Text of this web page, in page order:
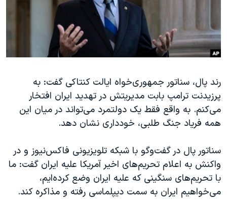
حقوق شهروندی
اقتصادی
اسرائیل در جنگ
گالری عکس
آرشیو پخش زنده
انتخابات ریاست جمهوری آمریکا ۲۰۲۴
حمله جمهوری اسلامی به اسرائیل
ورزش زنان در ایران
اعتراضات زن، زندگی، آزادی
مجموعه مستندهای دادخواهی
دادگاه حمید نوری
چهل سال گروگان‌گیری
قانون شفافیت دارائی کادر رهبری ایران
زبانهای مختلف
رند پال، سناتور جمهوری‌خواه ایالت کنتاکی گفت: به
پرزیدنت ترامپ بابت مدیریتش در تهدید ایران افتخار
می‌کنم. به واقع فقط یک دولتمرد می‌تواند در میان این
همه فریاد جنگ طلبی، خودداری نشان دهد.
سناتور پال در گفت‌وگو با شبکه تلویزیونی فاکس‌نیوز و در
واکنش به اعلام تحریم‌های اخیر آمریکا علیه ایران گفت: ما
با تحریم‌های سنگینی که علیه ایران وضع کرده‌ایم،
می‌خواهیم ایران به سمت دیپلماسی رفته و مذاکره کند.